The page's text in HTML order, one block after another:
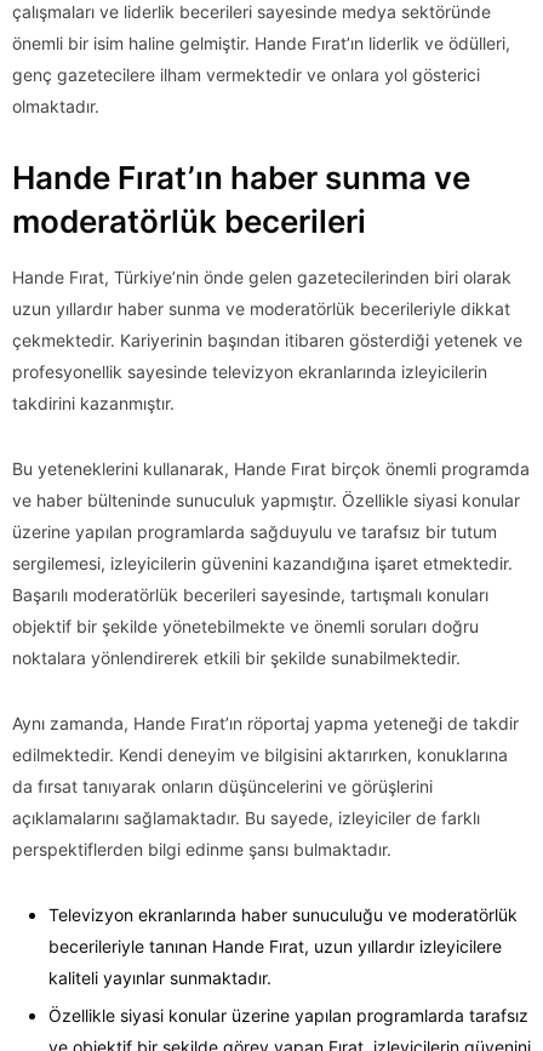
çalışmaları ve liderlik becerileri sayesinde medya sektöründe
önemli bir isim haline gelmiştir. Hande Fırat’ın liderlik ve ödülleri,
genç gazetecilere ilham vermektedir ve onlara yol gösterici
olmaktadır.
Hande Fırat’ın haber sunma ve
moderatörlük becerileri
Hande Fırat, Türkiye’nin önde gelen gazetecilerinden biri olarak
uzun yıllardır haber sunma ve moderatörlük becerileriyle dikkat
çekmektedir. Kariyerinin başından itibaren gösterdiği yetenek ve
profesyonellik sayesinde televizyon ekranlarında izleyicilerin
takdirini kazanmıştır.
Bu yeteneklerini kullanarak, Hande Fırat birçok önemli programda
ve haber bülteninde sunuculuk yapmıştır. Özellikle siyasi konular
üzerine yapılan programlarda sağduyulu ve tarafsız bir tutum
sergilemesi, izleyicilerin güvenini kazandığına işaret etmektedir.
Başarılı moderatörlük becerileri sayesinde, tartışmalı konuları
objektif bir şekilde yönetebilmekte ve önemli soruları doğru
noktalara yönlendirerek etkili bir şekilde sunabilmektedir.
Aynı zamanda, Hande Fırat’ın röportaj yapma yeteneği de takdir
edilmektedir. Kendi deneyim ve bilgisini aktarırken, konuklarına
da fırsat tanıyarak onların düşüncelerini ve görüşlerini
açıklamalarını sağlamaktadır. Bu sayede, izleyiciler de farklı
perspektiflerden bilgi edinme şansı bulmaktadır.
Televizyon ekranlarında haber sunuculuğu ve moderatörlük
becerileriyle tanınan Hande Fırat, uzun yıllardır izleyicilere
kaliteli yayınlar sunmaktadır.
Özellikle siyasi konular üzerine yapılan programlarda tarafsız